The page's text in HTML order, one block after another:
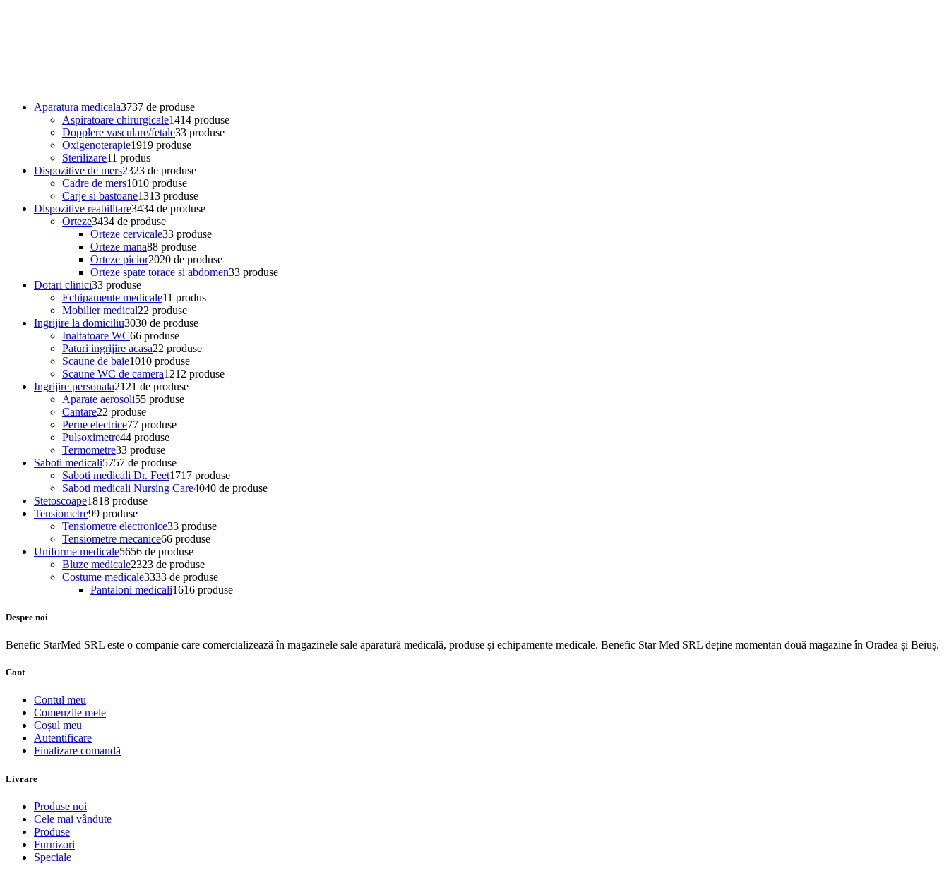
Aparatura medicala3737 de produse
Aspiratoare chirurgicale1414 produse
Dopplere vasculare/fetale33 produse
Oxigenoterapie1919 produse
Sterilizare11 produs
Dispozitive de mers2323 de produse
Cadre de mers1010 produse
Carje si bastoane1313 produse
Dispozitive reabilitare3434 de produse
Orteze3434 de produse
Orteze cervicale33 produse
Orteze mana88 produse
Orteze picior2020 de produse
Orteze spate torace si abdomen33 produse
Dotari clinici33 produse
Echipamente medicale11 produs
Mobilier medical22 produse
Ingrijire la domiciliu3030 de produse
Inaltatoare WC66 produse
Paturi ingrijire acasa22 produse
Scaune de baie1010 produse
Scaune WC de camera1212 produse
Ingrijire personala21 21 de produse
Aparate aerosoli55 produse
Cantare22 produse
Perne electrice77 produse
Pulsoximetre44 produse
Termometre33 produse
Saboti medicali5757 de produse
Saboti medicali Dr. Feet1717 produse
Saboti medicali Nursing Care4040 de produse
Stetoscoape1818 produse
Tensiometre99 produse
Tensiometre electronice33 produse
Tensiometre mecanice66 produse
Uniforme medicale5656 de produse
Bluze medicale2323 de produse
Costume medicale3333 de produse
Pantaloni medicali1616 produse
Despre noi
Benefic StarMed SRL este o companie care comercializează în magazinele sale aparatură medicală, produse și echipamente medicale. Benefic Star Med SRL deține momentan două magazine în Oradea și Beiuș.
Cont
Contul meu
Comenzile mele
Coșul meu
Autentificare
Finalizare comandă
Livrare
Produse noi
Cele mai vândute
Produse
Furnizori
Speciale